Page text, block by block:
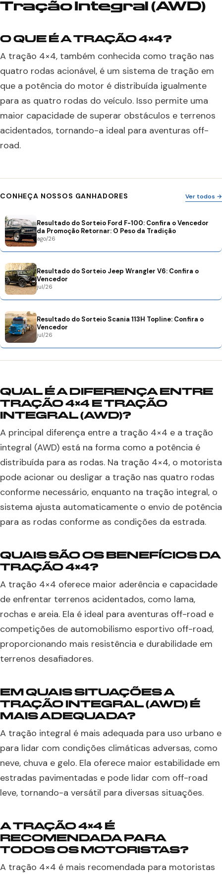
Tração Integral (AWD)
O QUE É A TRAÇÃO 4×4?
A tração 4×4, também conhecida como tração nas
quatro rodas acionável, é um sistema de tração em
que a potência do motor é distribuída igualmente
para as quatro rodas do veículo. Isso permite uma
maior capacidade de superar obstáculos e terrenos
acidentados, tornando-a ideal para aventuras off-
road.
CONHEÇA NOSSOS GANHADORES Ver todos →
Resultado do Sorteio Ford F-100: Confira o Vencedor
da Promoção Retornar: O Peso da Tradição
ago/26
Resultado do Sorteio Jeep Wrangler V6: Confira o
Vencedor
jul/26
Resultado do Sorteio Scania 113H Topline: Confira o
Vencedor
jul/26
QUAL É A DIFERENÇA ENTRE
TRAÇÃO 4×4 E TRAÇÃO
INTEGRAL (AWD)?
A principal diferença entre a tração 4×4 e a tração
integral (AWD) está na forma como a potência é
distribuída para as rodas. Na tração 4×4, o motorista
pode acionar ou desligar a tração nas quatro rodas
conforme necessário, enquanto na tração integral, o
sistema ajusta automaticamente o envio de potência
para as rodas conforme as condições da estrada.
QUAIS SÃO OS BENEFÍCIOS DA
TRAÇÃO 4×4?
A tração 4×4 oferece maior aderência e capacidade
de enfrentar terrenos acidentados, como lama,
rochas e areia. Ela é ideal para aventuras off-road e
competições de automobilismo esportivo off-road,
proporcionando mais resistência e durabilidade em
terrenos desafiadores.
EM QUAIS SITUAÇÕES A
TRAÇÃO INTEGRAL (AWD) É
MAIS ADEQUADA?
A tração integral é mais adequada para uso urbano e
para lidar com condições climáticas adversas, como
neve, chuva e gelo. Ela oferece maior estabilidade em
estradas pavimentadas e pode lidar com off-road
leve, tornando-a versátil para diversas situações.
A TRAÇÃO 4×4 É
RECOMENDADA PARA
TODOS OS MOTORISTAS?
A tração 4×4 é mais recomendada para motoristas